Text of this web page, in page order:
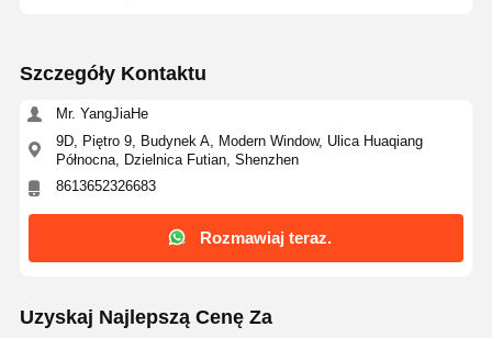
Szczegóły Kontaktu
Mr. YangJiaHe
9D, Piętro 9, Budynek A, Modern Window, Ulica Huaqiang
Północna, Dzielnica Futian, Shenzhen
8613652326683
Rozmawiaj teraz.
Uzyskaj Najlepszą Cenę Za